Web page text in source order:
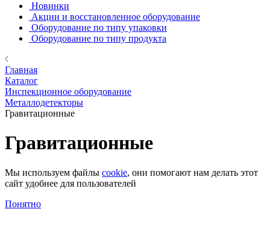
Новинки
Акции и восстановленное оборудование
Оборудование по типу упаковки
Оборудование по типу продукта
Главная
Каталог
Инспекционное оборудование
Металлодетекторы
Гравитационные
Гравитационные
Мы используем файлы cookie, они помогают нам делать этот
сайт удобнее для пользователей
Понятно